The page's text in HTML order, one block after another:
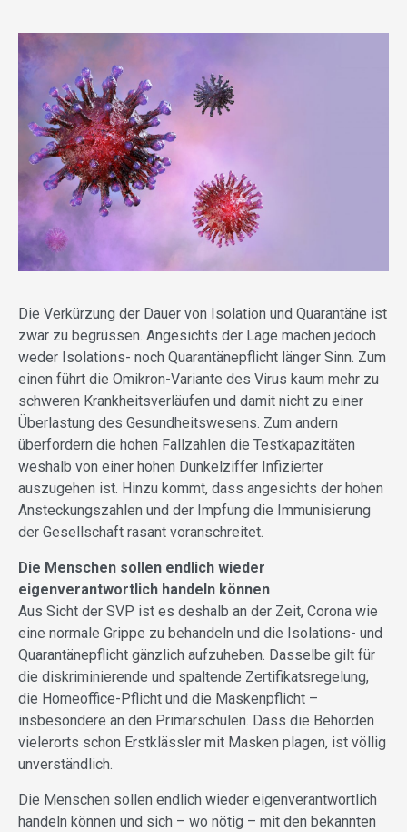
Die Verkürzung der Dauer von Isolation und Quarantäne ist
zwar zu begrüssen. Angesichts der Lage machen jedoch
weder Isolations- noch Quarantänepflicht länger Sinn. Zum
einen führt die Omikron-Variante des Virus kaum mehr zu
schweren Krankheitsverläufen und damit nicht zu einer
Überlastung des Gesundheitswesens. Zum andern
überfordern die hohen Fallzahlen die Testkapazitäten
weshalb von einer hohen Dunkelziffer Infizierter
auszugehen ist. Hinzu kommt, dass angesichts der hohen
Ansteckungszahlen und der Impfung die Immunisierung
der Gesellschaft rasant voranschreitet.
Die Menschen sollen endlich wieder
eigenverantwortlich handeln können
Aus Sicht der SVP ist es deshalb an der Zeit, Corona wie
eine normale Grippe zu behandeln und die Isolations- und
Quarantänepflicht gänzlich aufzuheben. Dasselbe gilt für
die diskriminierende und spaltende Zertifikatsregelung,
die Homeoffice-Pflicht und die Maskenpflicht –
insbesondere an den Primarschulen. Dass die Behörden
vielerorts schon Erstklässler mit Masken plagen, ist völlig
unverständlich.
Die Menschen sollen endlich wieder eigenverantwortlich
handeln können und sich – wo nötig – mit den bekannten